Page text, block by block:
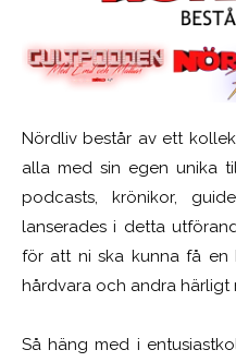
Nördliv består av ett
alla med sin egen unika
podcasts, krönikor,
lanserades i detta
för att ni ska kunna få en
hårdvara och andra härligt
Så häng med i